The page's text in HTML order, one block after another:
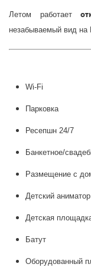
Летом работает
незабываемый вид на
Wi-Fi
Парковка
Ресепшн 24/7
Банкетное/
Размещение с
Детский аниматор
Детская
Батут
Оборудованный